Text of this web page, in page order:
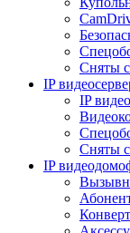
Сняты с
IP
IP
Сняты с
IP